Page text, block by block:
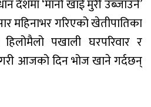
देशमा ‘मानो खाई मुरी उब्जाउने’
महिनाभर गरिएको खेतीपातिका
पखाली घरपरिवार र
आजको दिन भोज खाने गर्दछन्